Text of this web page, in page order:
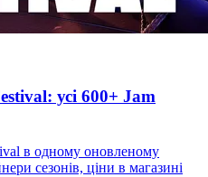
усі 600+ Jam
в одному оновленому
сезонів, ціни в магазині